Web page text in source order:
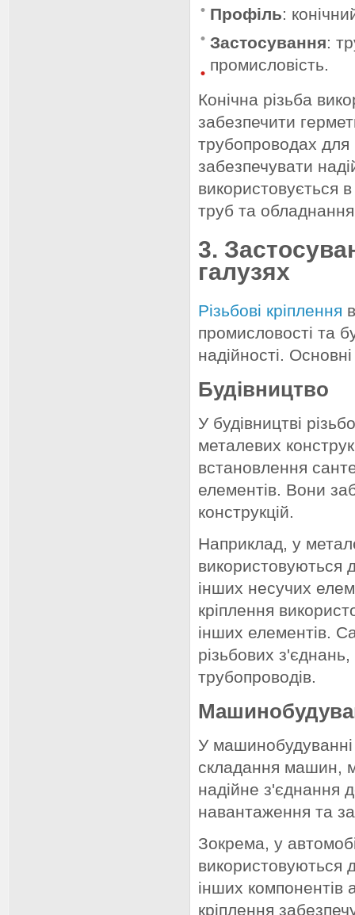
Профіль:
Застосування:
промисловість.
Конічна різьба
забезпечити
трубопроводах для
забезпечувати
використовується
труб та
3.
галузях
Різьбові кріплення
промисловості та
надійності.
Будівництво
У будівництві
металевих
встановлення
елементів. Вони
конструкцій.
Наприклад, у
використовуються
інших несучих
кріплення
інших елементів.
різьбових з'єднань,
трубопроводів.
У машинобудуванні
складання машин,
надійне з'єднання
навантаження та
Зокрема, у
використовуються
інших компонентів
кріплення